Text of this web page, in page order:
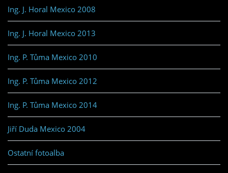
Ing. J. Horal Mexico 2008
Ing. J. Horal Mexico 2013
Ing. P. Tůma Mexico 2010
Ing. P. Tůma Mexico 2012
Ing. P. Tůma Mexico 2014
Jiří Duda Mexico 2004
Ostatní fotoalba